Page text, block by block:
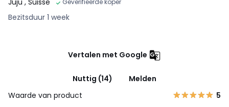
Geverifieerde koper
Bezitsduur 1 week
Vertalen met Google
Nuttig (14)
Melden
Waarde van product
5